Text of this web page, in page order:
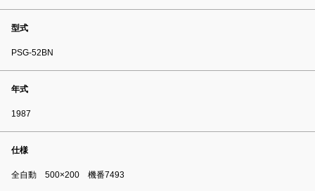
型式
PSG-52BN
年式
1987
仕様
全自動 500×200 機番7493